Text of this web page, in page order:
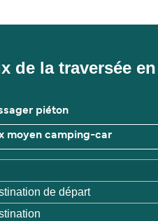
de la traversée
piéton
moyen camping-car
de départ